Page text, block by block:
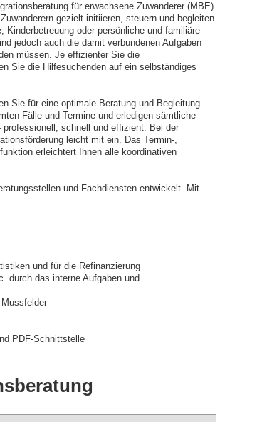
für erwachsene Zuwanderer (MBE)
gezielt initiieren, steuern und begleiten
oder persönliche und familiäre
jedoch auch die damit verbundenen Aufgaben
müssen. Je effizienter Sie die
Sie die Hilfesuchenden auf ein selbständiges
Sie für eine optimale Beratung und Begleitung
Fälle und Termine und erledigen sämtliche
schnell und effizient. Bei der
leicht mit ein. Das Termin-,
erleichtert Ihnen alle koordinativen
und Fachdiensten entwickelt. Mit
und für die Refinanzierung
durch das interne Aufgaben und
PDF-Schnittstelle